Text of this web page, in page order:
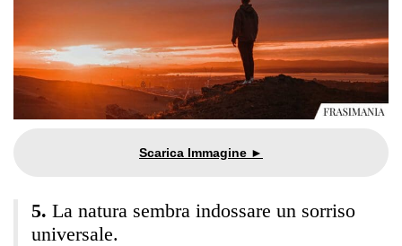
La natura sembra indossare un sorriso
universale.